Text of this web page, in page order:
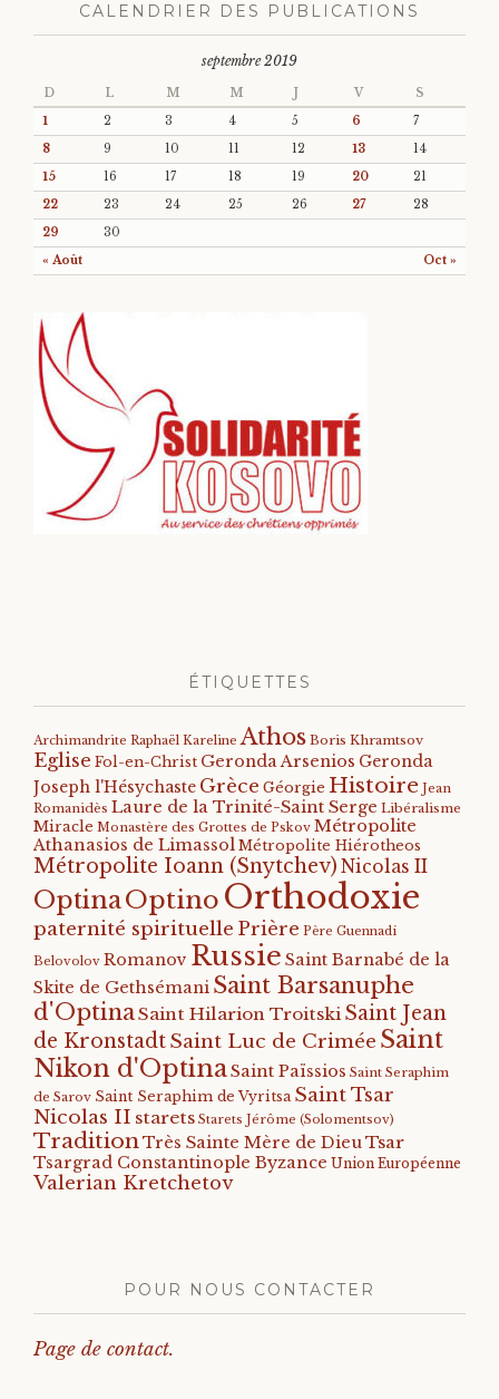
CALENDRIER DES PUBLICATIONS
septembre 2019
D L M M J V S
« Août Oct »
1 2 3 4 5 6
7
8
9 10 11 12 13
14
15
16 17 18 19 20
21
22
23 24 25 26 27
28
29
30
ÉTIQUETTES
Archimandrite Raphaël Kareline Athos Boris Khramtsov
Eglise Fol-en-Christ Geronda Arsenios Geronda
Joseph l'Hésychaste Grèce Géorgie Histoire Jean
Romanidès Laure de la Trinité-Saint Serge Libéralisme
Miracle Monastère des Grottes de Pskov Métropolite
Athanasios de Limassol Métropolite Hiérotheos
Métropolite Ioann (Snytchev) Nicolas II
OptinaOptino Orthodoxie
paternité spirituelle Prière Père Guennadi
Belovolov Romanov Russie Saint Barnabé de la
Skite de Gethsémani Saint Barsanuphe
d'OptinaSaint Hilarion Troitski Saint Jean
de KronstadtSaint Luc de Crimée Saint
Nikon d'OptinaSaint Païssios Saint Seraphim
de Sarov Saint Seraphim de Vyritsa Saint Tsar
Nicolas II starets Starets Jérôme (Solomentsov)
TraditionTrès Sainte Mère de DieuTsar
Tsargrad Constantinople Byzance Union Européenne
Valerian Kretchetov
POUR NOUS CONTACTER
Page de contact.